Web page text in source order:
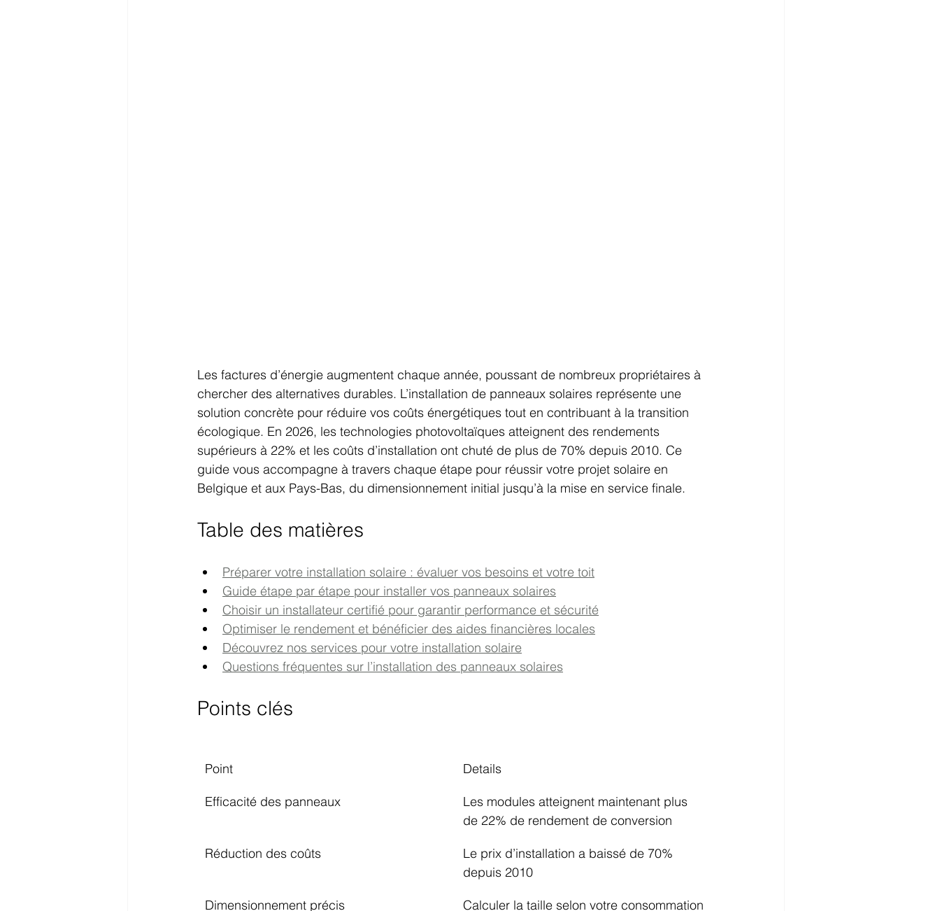
Les factures d’énergie augmentent chaque année, poussant de nombreux propriétaires à
chercher des alternatives durables. L’installation de panneaux solaires représente une
solution concrète pour réduire vos coûts énergétiques tout en contribuant à la transition
écologique. En 2026, les technologies photovoltaïques atteignent des rendements
supérieurs à 22% et les coûts d’installation ont chuté de plus de 70% depuis 2010. Ce
guide vous accompagne à travers chaque étape pour réussir votre projet solaire en
Belgique et aux Pays-Bas, du dimensionnement initial jusqu’à la mise en service finale.
Table des matières
Préparer votre installation solaire : évaluer vos besoins et votre toit
Guide étape par étape pour installer vos panneaux solaires
Choisir un installateur certifié pour garantir performance et sécurité
Optimiser le rendement et bénéficier des aides financières locales
Découvrez nos services pour votre installation solaire
Questions fréquentes sur l’installation des panneaux solaires
Points clés
Point Details
Efficacité des panneaux
Les modules atteignent maintenant plus
de 22% de rendement de conversion
Réduction des coûts
Le prix d’installation a baissé de 70%
depuis 2010
Dimensionnement précis
Calculer la taille selon votre consommation